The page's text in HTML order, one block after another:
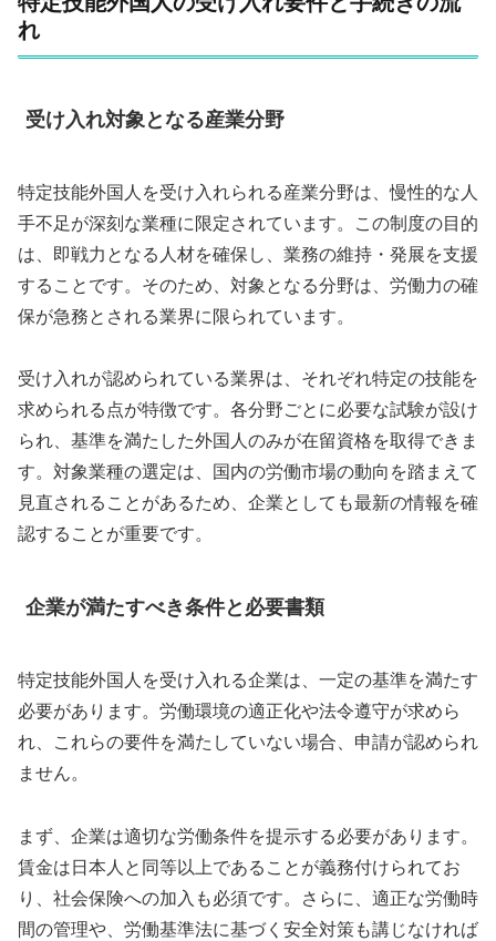
れ
受け入れ対象となる産業分野
特定技能外国人を受け入れられる産業分野は、慢性的な人
手不足が深刻な業種に限定されています。この制度の目的
は、即戦力となる人材を確保し、業務の維持・発展を支援
することです。そのため、対象となる分野は、労働力の確
保が急務とされる業界に限られています。
受け入れが認められている業界は、それぞれ特定の技能を
求められる点が特徴です。各分野ごとに必要な試験が設け
られ、基準を満たした外国人のみが在留資格を取得できま
す。対象業種の選定は、国内の労働市場の動向を踏まえて
見直されることがあるため、企業としても最新の情報を確
認することが重要です。
企業が満たすべき条件と必要書類
特定技能外国人を受け入れる企業は、一定の基準を満たす
必要があります。労働環境の適正化や法令遵守が求めら
れ、これらの要件を満たしていない場合、申請が認められ
ません。
まず、企業は適切な労働条件を提示する必要があります。
賃金は日本人と同等以上であることが義務付けられてお
り、社会保険への加入も必須です。さらに、適正な労働時
間の管理や、労働基準法に基づく安全対策も講じなければ